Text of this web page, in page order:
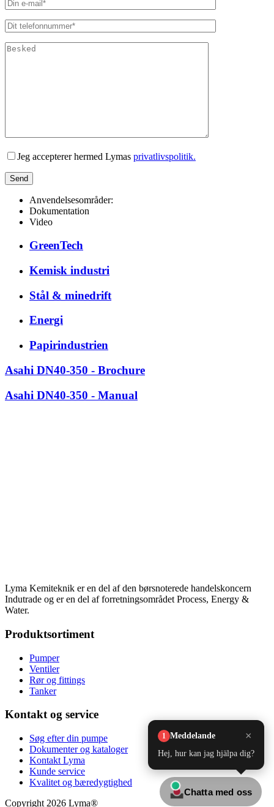
Lad venligst dette felt være tomt.
Jeg accepterer hermed Lymas privatlivspolitik.
Anvendelsesområder:
Dokumentation
Video
GreenTech
Kemisk industri
Stål & minedrift
Energi
Papirindustrien
Asahi DN40-350 - Brochure
Asahi DN40-350 - Manual
Lyma Kemiteknik er en del af den børsnoterede handelskoncern
Indutrade og er en del af forretningsområdet Process, Energy &
Water.
Produktsortiment
Pumper
Ventiler
Rør og fittings
Tanker
Kontakt og service
Søg efter din pumpe
Dokumenter og kataloger
Kontakt Lyma
Kunde service
Kvalitet og bæredygtighed
Copyright 2026 Lyma®